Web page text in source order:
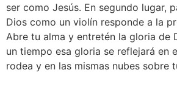
ser como Jesús. En segundo lugar,
Dios como un violín responde a la
Abre tu alma y entretén la gloria de
un tiempo esa gloria se reflejará en
rodea y en las mismas nubes sobre